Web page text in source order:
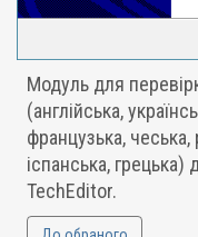
Модуль для
(англійська,
французька, чеська,
іспанська, грецька)
TechEditor.